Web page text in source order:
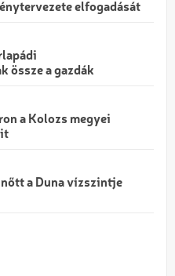
elfogadását
össze a gazdák
a Kolozs megyei
a Duna vízszintje